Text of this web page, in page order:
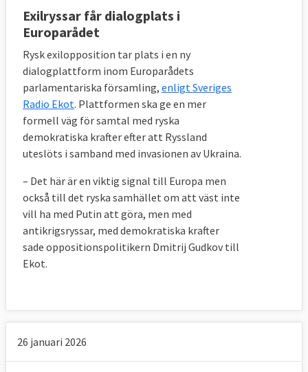
Exilryssar får dialogplats i
Europarådet
Rysk exilopposition tar plats i en ny
dialogplattform inom Europarådets
parlamentariska församling, enligt Sveriges
Radio Ekot. Plattformen ska ge en mer
formell väg för samtal med ryska
demokratiska krafter efter att Ryssland
uteslöts i samband med invasionen av Ukraina.
– Det här är en viktig signal till Europa men
också till det ryska samhället om att väst inte
vill ha med Putin att göra, men med
antikrigsryssar, med demokratiska krafter
sade oppositionspolitikern Dmitrij Gudkov till
Ekot.
26 januari 2026